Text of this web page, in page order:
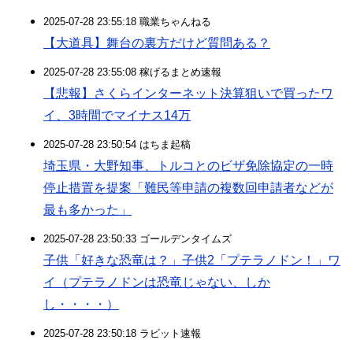
2025-07-28 23:55:18 職業ちゃんねる
【大道具】舞台の裏方だけど質問ある？
2025-07-28 23:55:08 稼げるまとめ速報
【悲報】さくらインターネット決算狙いで買ったワ
イ、3時間でマイナス14万
2025-07-28 23:50:54 はちま起稿
埼玉県・大野知事、トルコとのビザ免除協定の一時
停止措置を提案「難民等申請の複数回申請者などが
最も多かった」
2025-07-28 23:50:33 ゴールデンタイムズ
子供「好きな恐竜は？」子供2「プテラノドン！」ワ
イ（プテラノドンは恐竜じゃない、しか
し・・・・）
2025-07-28 23:50:18 ラビット速報